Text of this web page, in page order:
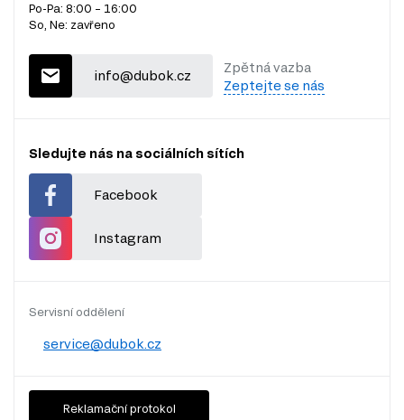
Po-Pa: 8:00 – 16:00
So, Ne: zavřeno
info@dubok.cz
Zpětná vazba
Zeptejte se nás
Sledujte nás na sociálních sítích
Facebook
Instagram
Servisní oddělení
service@dubok.cz
Reklamační protokol